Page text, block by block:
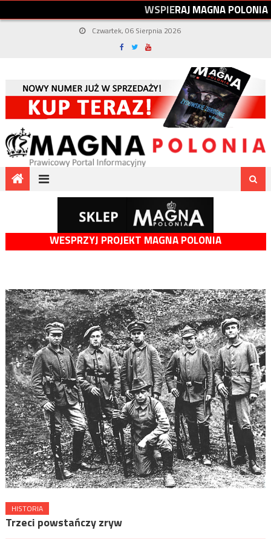
WSPIERAJMAGNAPOLONIA
Czwartek, 06 Sierpnia 2026
WESPRZYJ PROJEKT MAGNA POLONIA
HISTORIA
Trzeci powstańczy zryw